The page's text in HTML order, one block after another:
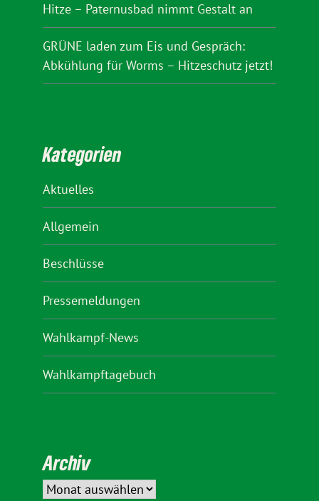
Hitze – Paternusbad nimmt Gestalt an
GRÜNE laden zum Eis und Gespräch:
Abkühlung für Worms – Hitzeschutz jetzt!
Kategorien
Aktuelles
Allgemein
Beschlüsse
Pressemeldungen
Wahlkampf-News
Wahlkampftagebuch
Archiv